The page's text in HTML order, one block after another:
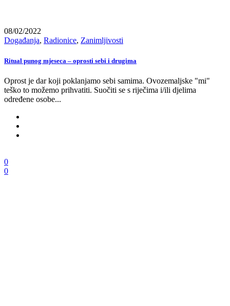
08/02/2022
Događanja, Radionice, Zanimljivosti
Ritual punog mjeseca – oprosti sebi i drugima
Oprost je dar koji poklanjamo sebi samima. Ovozemaljske "mi"
teško to možemo prihvatiti. Suočiti se s riječima i/ili djelima
određene osobe...
0
0